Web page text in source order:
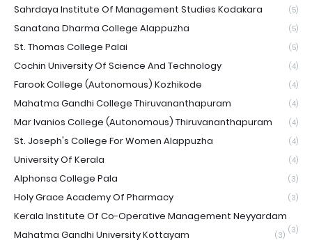
Sahrdaya Institute Of Management Studies Kodakara (5)
Sanatana Dharma College Alappuzha (5)
St. Thomas College Palai (5)
Cochin University Of Science And Technology (4)
Farook College (Autonomous) Kozhikode (4)
Mahatma Gandhi College Thiruvananthapuram (4)
Mar Ivanios College (Autonomous) Thiruvananthapuram (4)
St. Joseph's College For Women Alappuzha (4)
University Of Kerala (4)
Alphonsa College Pala (3)
Holy Grace Academy Of Pharmacy (3)
Kerala Institute Of Co-Operative Management Neyyardam
(3)
Mahatma Gandhi University Kottayam (3)